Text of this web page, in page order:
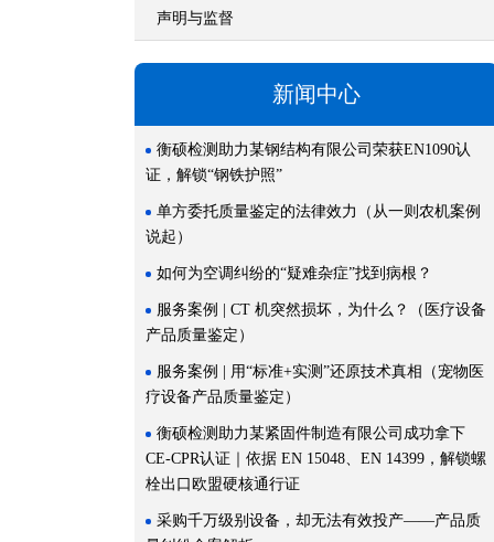
声明与监督
新闻中心
衡硕检测助力某钢结构有限公司荣获EN1090认
证，解锁“钢铁护照”
单方委托质量鉴定的法律效力（从一则农机案例
说起）
如何为空调纠纷的“疑难杂症”找到病根？
服务案例 | CT 机突然损坏，为什么？（医疗设备
产品质量鉴定）
服务案例 | 用“标准+实测”还原技术真相（宠物医
疗设备产品质量鉴定）
衡硕检测助力某紧固件制造有限公司成功拿下
CE-CPR认证｜依据 EN 15048、EN 14399，解锁螺
栓出口欧盟硬核通行证
采购千万级别设备，却无法有效投产——产品质